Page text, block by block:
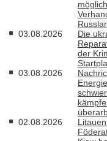
03.08.2026
Die
der
03.08.2026
02.08.2026